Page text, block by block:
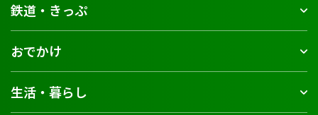
鉄道・きっぷ
おでかけ
生活・暮らし